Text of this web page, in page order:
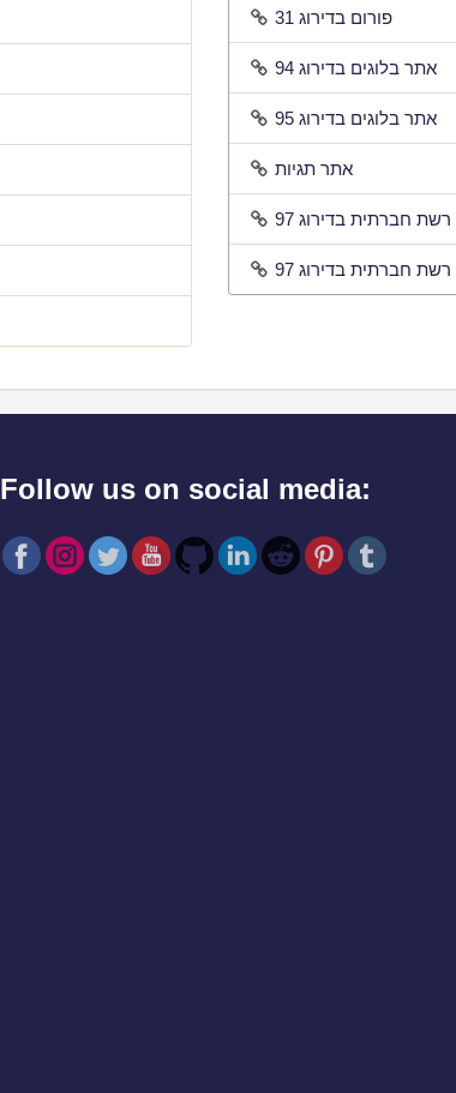
פורום בדירוג 31
אתר בלוגים בדירוג 94
אתר בלוגים בדירוג 95
אתר תגיות
רשת חברתית בדירוג 97
רשת חברתית בדירוג 97
Follow us on social media: